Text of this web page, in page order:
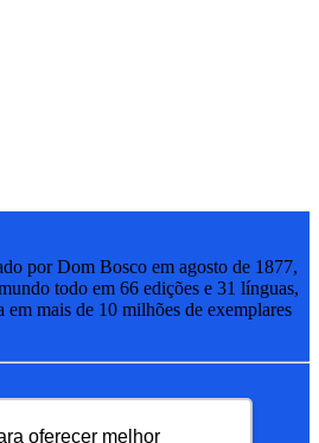
oferecer melhor
por Dom Bosco em agosto de 1877,
todo em 66 edições e 31 línguas,
em mais de 10 milhões de exemplares